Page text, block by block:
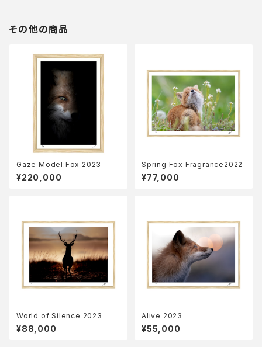
その他の商品
Gaze Model:Fox 2023
¥220,000
Spring Fox Fragrance2022
¥77,000
World of Silence 2023
¥88,000
Alive 2023
¥55,000